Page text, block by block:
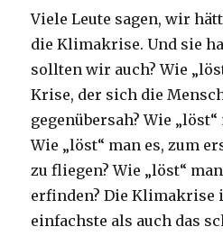
Viele Leute sagen, wir
die Klimakrise. Und sie
sollten wir auch? Wie
Krise, der sich die
gegenübersah? Wie
Wie „löst“ man es, zum
zu fliegen? Wie „löst“
erfinden? Die Klimakrise
einfachste als auch das